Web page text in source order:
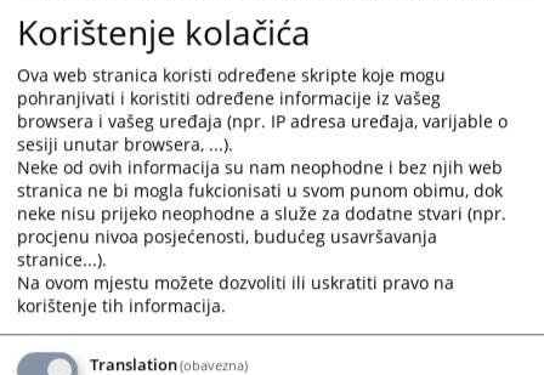
izvješća;
Unos, ažuriranje i upravljanje podacima u
postojećim bazama podataka, te u koordinaciji sa
Odjelom za IKT, sudjelovanje u analizi i
osmišljavanju aplikativnih rješenja za baze
podataka, sustave i procese potrebne za potporu
rada Odjela;
Identificiranje, razvoj i primjena novih i poboljšanih
metoda rada potrebnih za potporu razvoja
Tajništva VSTV-a BiH i provedbu utvrđenih ciljeva
VSTV-a BiH;
Obavljanje ostalih aktivnosti proizašlih iz
nadležnosti Odjela i drugih zadataka po nalogu
Korištenje kolačića
Ova web stranica koristi određene skripte koje mogu
pohranjivati i koristiti određene informacije iz vašeg
browsera i vašeg uređaja (npr. IP adresa uređaja, varijable o
sesiji unutar browsera, ...).
Neke od ovih informacija su nam neophodne i bez njih web
stranica ne bi mogla fukcionisati u svom punom obimu, dok
neke nisu prijeko neophodne a služe za dodatne stvari (npr.
procjenu nivoa posjećenosti, budućeg usavršavanja
stranice...).
Na ovom mjestu možete dozvoliti ili uskratiti pravo na
korištenje tih informacija.
Translation(obavezna)